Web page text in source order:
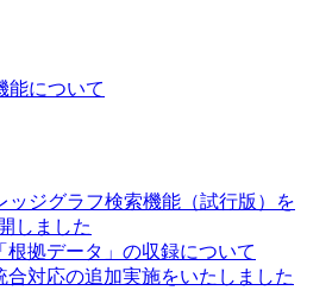
能について
ッジグラフ検索機能（試行版）を
しました
根拠データ」の収録について
合対応の追加実施をいたしました